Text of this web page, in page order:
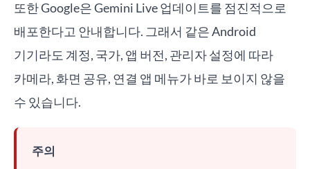
또한 Google은 Gemini Live 업데이트를 점진적으로
배포한다고 안내합니다. 그래서 같은 Android
기기라도 계정, 국가, 앱 버전, 관리자 설정에 따라
카메라, 화면 공유, 연결 앱 메뉴가 바로 보이지 않을
수 있습니다.
주의